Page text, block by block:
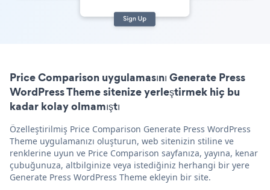
Price Comparison uygulamasını Generate Press
WordPress Theme sitenize yerleştirmek hiç bu
kadar kolay olmamıştı
Özelleştirilmiş Price Comparison Generate Press WordPress
Theme uygulamanızı oluşturun, web sitenizin stiline ve
renklerine uyun ve Price Comparison sayfanıza, yayına, kenar
çubuğunuza, altbilginize veya istediğiniz herhangi bir yere
Generate Press WordPress Theme ekleyin bir site.